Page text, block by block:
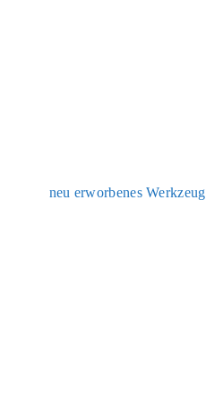
neu erwor­be­nes Werk­zeug